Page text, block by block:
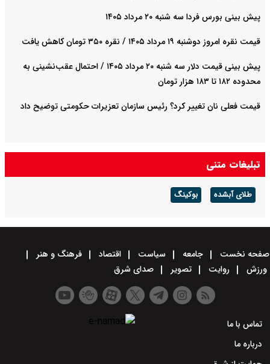
پیش بینی بورس فردا سه شنبه ۲۰ مرداد ۱۴۰۵
قیمت نقره امروز دوشنبه ۱۹ مرداد ۱۴۰۵ / نقره ۳۵۰ تومان کاهش یافت
پیش‌ بینی قیمت دلار سه شنبه ۲۰ مرداد ۱۴۰۵ / احتمال عقب‌نشینی به
محدوده ۱۸۲ تا ۱۸۳ هزار تومان
قیمت فعلی نان تغییر کرد؟ رئیس سازمان تعزیرات حکومتی توضیح داد
تبلیغات متنی
طلای آبشده بوکینگ
صفحه نخست جامعه سیاست اقتصاد
فرهنگ و هنر
ورزش
روایت تصویر صدای شرق
تماس با ما
درباره ما